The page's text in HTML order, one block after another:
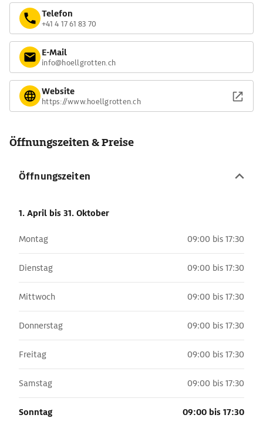
Telefon
+41 4 17 61 83 70
E-Mail
info@hoellgrotten.ch
Website
https://www.hoellgrotten.ch
Öffnungszeiten & Preise
Öffnungszeiten
1. April bis 31. Oktober
Montag 09:00 bis 17:30
Dienstag 09:00 bis 17:30
Mittwoch 09:00 bis 17:30
Donnerstag 09:00 bis 17:30
Freitag 09:00 bis 17:30
Samstag 09:00 bis 17:30
Sonntag 09:00 bis 17:30